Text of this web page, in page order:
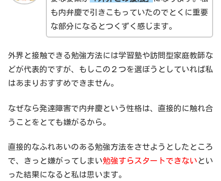
も内弁慶で引きこもっていたのでとくに重要
な部分になるとつくずく感じます。
外界と接触できる勉強方法には学習塾や訪問型家庭教師な
どが代表的ですが、もしこの２つを選ぼうとしていれば私
はあまりおすすめできません。
なぜなら発達障害で内弁慶という性格は、直接的に触れ合
うことをとても嫌がるから。
直接的なふれあいのある勉強方法をさせようとしたところ
で、きっと嫌がってしまい勉強すらスタートできない とい
った結果になると私は思います。